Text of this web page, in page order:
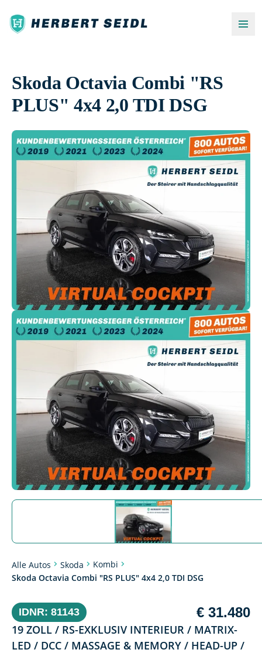
Skoda Octavia Combi "RS
PLUS" 4x4 2,0 TDI DSG
Alle Autos Skoda
Kombi
Skoda Octavia Combi "RS PLUS" 4x4 2,0 TDI DSG
IDNR: 81143 € 31.480
19 ZOLL / RS-EXKLUSIV INTERIEUR / MATRIX-
LED / DCC / MASSAGE & MEMORY / HEAD-UP /